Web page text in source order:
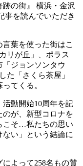
の街』 横浜・金沢
事を読んでいただき
葉を使った街はこ
リが丘」、ポラス
「ジョンソンタウ
た「さくら茶屋」
てくる。
動開始10周年を記
が、新型コロナを
こそ…私たちの思い
い」という結論に
よって258名もの賛